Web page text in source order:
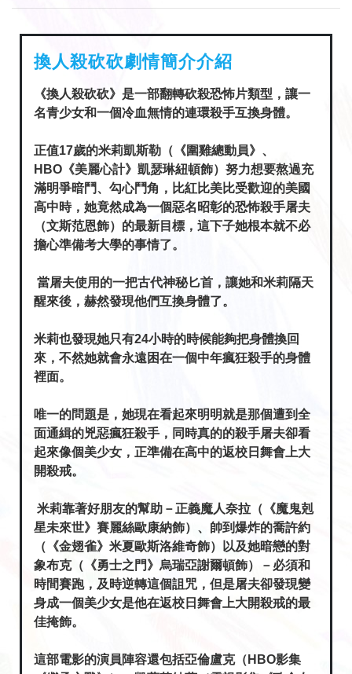
換人殺砍砍劇情簡介介紹
《換人殺砍砍》是一部翻轉砍殺恐怖片類型，讓一
名青少女和一個冷血無情的連環殺手互換身體。
正值17歲的米莉凱斯勒（《圍雞總動員》、
HBO《美麗心計》凱瑟琳紐頓飾）努力想要熬過充
滿明爭暗鬥、勾心鬥角，比紅比美比受歡迎的美國
高中時，她竟然成為一個惡名昭彰的恐怖殺手屠夫
（文斯范恩飾）的最新目標，這下子她根本就不必
擔心準備考大學的事情了。
當屠夫使用的一把古代神秘匕首，讓她和米莉隔天
醒來後，赫然發現他們互換身體了。
米莉也發現她只有24小時的時候能夠把身體換回
來，不然她就會永遠困在一個中年瘋狂殺手的身體
裡面。
唯一的問題是，她現在看起來明明就是那個遭到全
面通緝的兇惡瘋狂殺手，同時真的的殺手屠夫卻看
起來像個美少女，正準備在高中的返校日舞會上大
開殺戒。
米莉靠著好朋友的幫助－正義魔人奈拉（《魔鬼剋
星未來世》賽麗絲歐康納飾）、帥到爆炸的喬許約
（《金翅雀》米夏歐斯洛維奇飾）以及她暗戀的對
象布克（《勇士之門》烏瑞亞謝爾頓飾）－必須和
時間賽跑，及時逆轉這個詛咒，但是屠夫卻發現變
身成一個美少女是他在返校日舞會上大開殺戒的最
佳掩飾。
這部電影的演員陣容還包括亞倫盧克（HBO影集